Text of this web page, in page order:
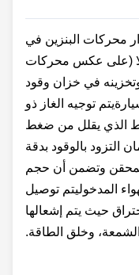
البنزين في
عكس محركات
في خزان وقود
توجيه الغاز ذو
يقلل من ضغط
بالوقود بدقة
وتضمن أن حجم
توصيل
حيث يتم إشعالها
وخلق الطاقة.